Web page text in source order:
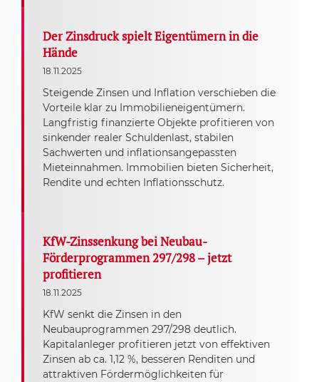
Der Zinsdruck spielt Eigentümern in die
Hände
18.11.2025
Steigende Zinsen und Inflation verschieben die
Vorteile klar zu Immobilieneigentümern.
Langfristig finanzierte Objekte profitieren von
sinkender realer Schuldenlast, stabilen
Sachwerten und inflationsangepassten
Mieteinnahmen. Immobilien bieten Sicherheit,
Rendite und echten Inflationsschutz.
KfW-Zinssenkung bei Neubau-
Förderprogrammen 297/298 – jetzt
profitieren
18.11.2025
KfW senkt die Zinsen in den
Neubauprogrammen 297/298 deutlich.
Kapitalanleger profitieren jetzt von effektiven
Zinsen ab ca. 1,12 %, besseren Renditen und
attraktiven Fördermöglichkeiten für